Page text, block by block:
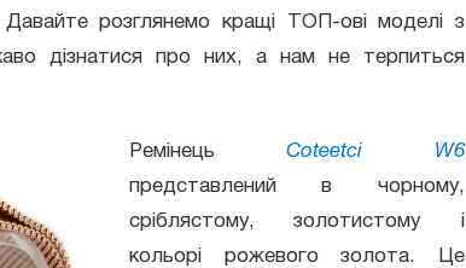
Давайте розглянемо кращі ТОП-ові моделі з
дізнатися про них, а нам не терпиться
РемінецьCoteetci W6
представлений в чорному,
сріблястому, золотистому і
кольорі рожевого золота. Це